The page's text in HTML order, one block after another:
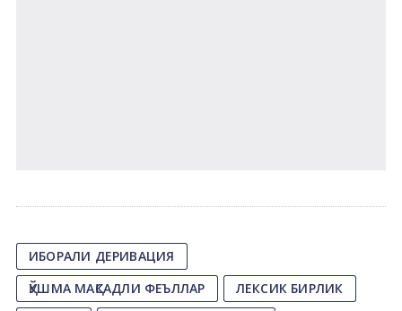
ИБОРАЛИ ДЕРИВАЦИЯ
ҚЎШМА МАҚСАДЛИ ФЕЪЛЛАР
ЛЕКСИК БИРЛИК